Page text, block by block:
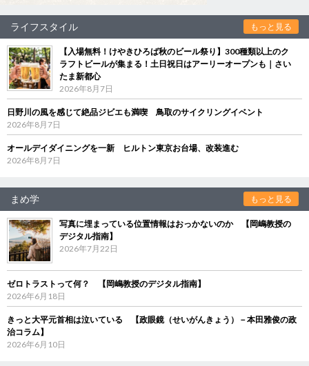
ライフスタイル もっと見る
【入場無料！けやきひろば秋のビール祭り】300種類以上のク
ラフトビールが集まる！土日祝日はアーリーオープンも｜さい
たま新都心
2026年8月7日
日野川の風を感じて絶品ジビエも満喫 鳥取のサイクリングイベント
2026年8月7日
オールデイダイニングを一新 ヒルトン東京お台場、改装進む
2026年8月7日
まめ学 もっと見る
写真に埋まっている位置情報はおっかないのか 【岡嶋教授の
デジタル指南】
2026年7月22日
ゼロトラストって何？ 【岡嶋教授のデジタル指南】
2026年6月18日
きっと大平元首相は泣いている 【政眼鏡（せいがんきょう）－本田雅俊の政
治コラム】
2026年6月10日